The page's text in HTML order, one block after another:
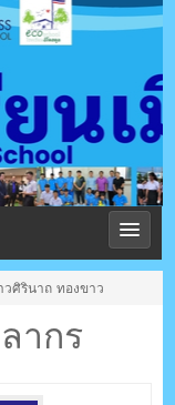
อง
ม
บี่
ากร
วศิรินาถ ทองขาว